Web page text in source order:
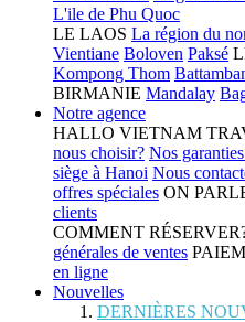
L'ile de Phu Quoc
LE LAOS La région du
Vientiane Boloven Paksé
Kompong Thom
BIRMANIE Mandalay
Notre agence
HALLO VIETNAM
nous choisir? Nos
siège à Hanoi Nous
offres spéciales ON
clients
COMMENT
générales de ventes
en ligne
Nouvelles
DERNIÈRES